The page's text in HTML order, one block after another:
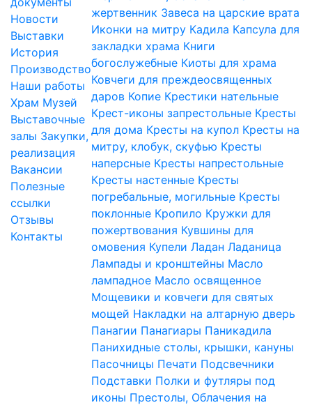
Новости
Выставки
История
Производство
Наши работы
Храм Музей
Выставочные
залы Закупки,
реализация
Вакансии
Полезные
ссылки
Отзывы
Контакты
жертвенник Завеса на царские врата
Иконки на митру Кадила Капсула для
закладки храма Книги
богослужебные Киоты для храма
Ковчеги для преждеосвященных
даров Копие Крестики нательные
Крест-иконы запрестольные Кресты
для дома Кресты на купол Кресты на
митру, клобук, скуфью Кресты
наперсные Кресты напрестольные
Кресты настенные Кресты
погребальные, могильные Кресты
поклонные Кропило Кружки для
пожертвования Кувшины для
омовения Купели Ладан Ладаница
Лампады и кронштейны Масло
лампадное Масло освященное
Мощевики и ковчеги для святых
мощей Накладки на алтарную дверь
Панагии Панагиары Паникадила
Панихидные столы, крышки, кануны
Пасочницы Печати Подсвечники
Подставки Полки и футляры под
иконы Престолы, Облачения на